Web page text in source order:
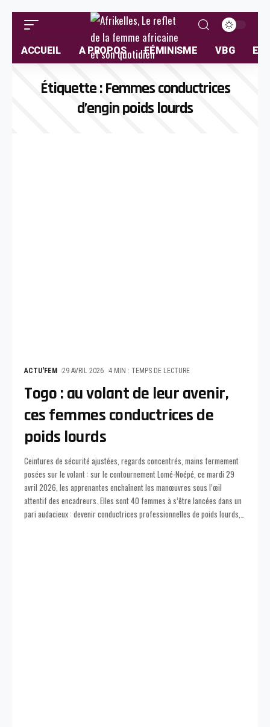
ACCUEIL A PROPOS FÉMINISME VBG
Étiquette :Femmes conductrices
d’engin poids lourds
ACTU'FEM 29 AVRIL 2026 4 MIN : TEMPS DE LECTURE
Togo : au volant de leur avenir,
ces femmes conductrices de
poids lourds
Ceintures de sécurité ajustées, regards concentrés, mains fermement
posées sur le volant : sur le contournement Lomé-Noépé, ce mardi 29
avril 2026, les apprenantes enchaînent les manœuvres sous l’œil
attentif des encadreurs. Elles sont 40 femmes à s’être lancées dans un
pari audacieux : devenir conductrices professionnelles de poids lourds,…